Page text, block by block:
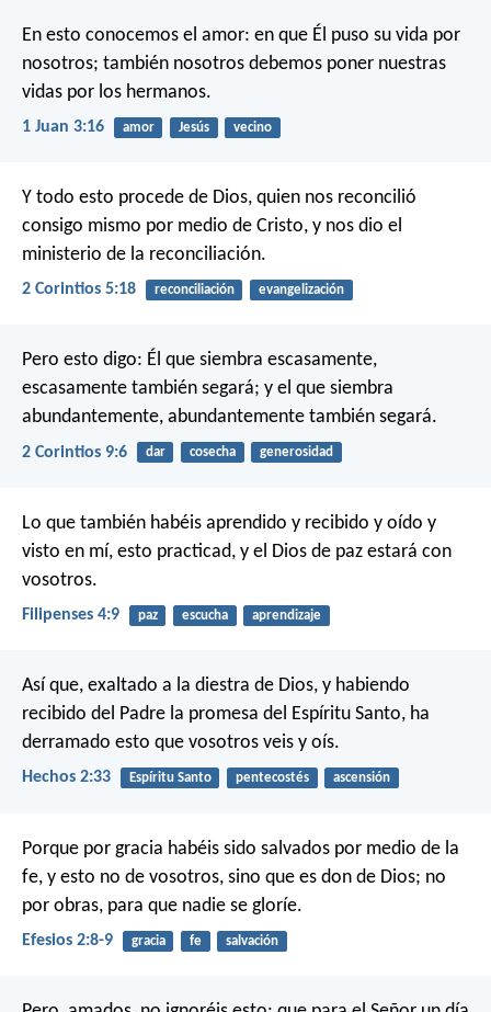
En esto conocemos el amor: en que Él puso su vida por
nosotros; también nosotros debemos poner nuestras
vidas por los hermanos.
1 Juan 3:16 amor Jesús vecino
Y todo esto procede de Dios, quien nos reconcilió
consigo mismo por medio de Cristo, y nos dio el
ministerio de la reconciliación.
2 Corintios 5:18 reconciliación evangelización
Pero esto digo: Él que siembra escasamente,
escasamente también segará; y el que siembra
abundantemente, abundantemente también segará.
2 Corintios 9:6 dar cosecha generosidad
Lo que también habéis aprendido y recibido y oído y
visto en mí, esto practicad, y el Dios de paz estará con
vosotros.
Filipenses 4:9 paz escucha aprendizaje
Así que, exaltado a la diestra de Dios, y habiendo
recibido del Padre la promesa del Espíritu Santo, ha
derramado esto que vosotros veis y oís.
Hechos 2:33 Espíritu Santo pentecostés ascensión
Porque por gracia habéis sido salvados por medio de la
fe, y esto no de vosotros, sino que es don de Dios; no
por obras, para que nadie se gloríe.
Efesios 2:8-9 gracia fe salvación